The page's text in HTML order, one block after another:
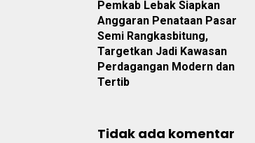
Pemkab Lebak Siapkan
Anggaran Penataan Pasar
Semi Rangkasbitung,
Targetkan Jadi Kawasan
Perdagangan Modern dan
Tertib
Tidak ada komentar